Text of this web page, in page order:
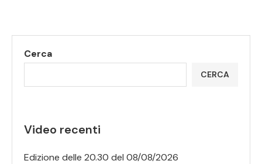
Cerca
CERCA
Video recenti
Edizione delle 20.30 del 08/08/2026